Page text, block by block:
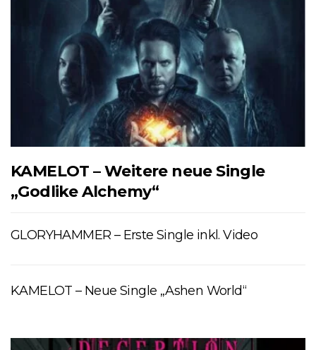
KAMELOT – Weitere neue Single
„Godlike Alchemy“
GLORYHAMMER – Erste Single inkl. Video
KAMELOT – Neue Single „Ashen World“